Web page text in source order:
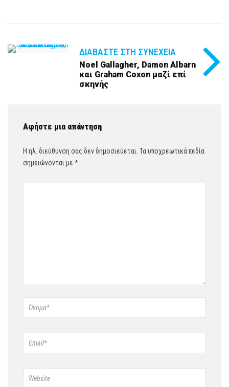
ΔΙΑΒΆΣΤΕ ΣΤΗ ΣΥΝΈΧΕΙΑ
Noel Gallagher, Damon Albarn
και Graham Coxon μαζί επί
σκηνής
Αφήστε μια απάντηση
Η ηλ. διεύθυνση σας δεν δημοσιεύεται. Τα υποχρεωτικά πεδία
σημειώνονται με *